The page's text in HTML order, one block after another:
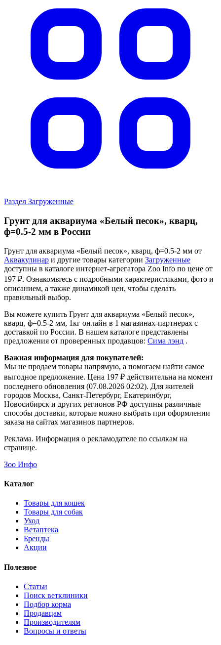
Раздел Загруженные
Грунт для аквариума «Белый песок», кварц,
ф=0.5-2 мм в России
Грунт для аквариума «Белый песок», кварц, ф=0.5-2 мм от
Аквакулинар и другие товары категории Загруженные
доступны в каталоге интернет-агрегатора Zoo Info по цене от
197 ₽. Ознакомьтесь с подробными характеристиками, фото и
описанием, а также динамикой цен, чтобы сделать
правильный выбор.
Вы можете купить Грунт для аквариума «Белый песок»,
кварц, ф=0.5-2 мм, 1кг онлайн в 1 магазинах-партнерах с
доставкой по России. В нашем каталоге представлены
предложения от проверенных продавцов: Сима лэнд .
Важная информация для покупателей:
Мы не продаем товары напрямую, а помогаем найти самое
выгодное предложение. Цена 197 ₽ действительна на момент
последнего обновления (07.08.2026 02:02). Для жителей
городов Москва, Санкт-Петербург, Екатеринбург,
Новосибирск и других регионов РФ доступны различные
способы доставки, которые можно выбрать при оформлении
заказа на сайтах магазинов партнеров.
Реклама. Информация о рекламодателе по ссылкам на
странице.
Зоо Инфо
Каталог
Товары для кошек
Товары для собак
Уход
Ветаптека
Бренды
Акции
Полезное
Статьи
Поиск ветклиники
Подбор корма
Продавцам
Производителям
Вопросы и ответы